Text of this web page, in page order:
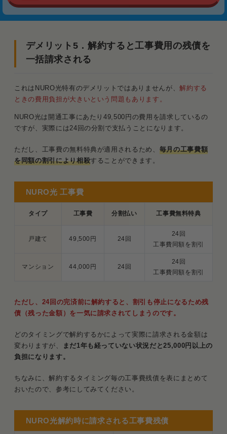
デメリット5．解約すると工事費用の残債を
一括請求される
これはNURO光特有のデメリットではありませんが、解約する
ときの費用負担が大きいという問題もあります。
NURO光は開通工事にあたり49,500円の費用を請求しているの
ですが、実際には24回の分割で支払うことになります。
ただし、工事費の無料特典が適用されるため、 毎月の工事費額
を同額の割引により相殺することができます。
タイプ 工事費 分割払い 工事費無料特典
戸建て 49,500円 24回
24回
工事費同額を割引
マンション 44,000円 24回
24回
工事費同額を割引
NURO光 工事費
ただし、24回の完済前に解約すると、割引も停止になるため残
債（残った金額）を一気に請求されてしまうのです。
どのタイミングで解約するかによって実際に請求される金額は
変わりますが、
まだ1年も経っていない状況だと25,000円以上の
負担になります。
ちなみに、解約するタイミング毎の工事費残債を表にまとめて
おいたので、参考にしてみてください。
NURO光解約時に請求される工事費残債